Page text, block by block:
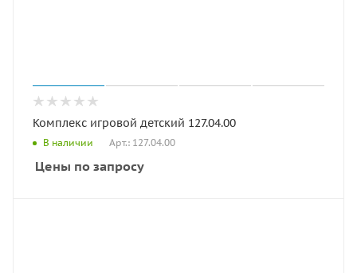
Комплекс игровой детский 127.04.00
В наличии Арт.: 127.04.00
Цены по запросу